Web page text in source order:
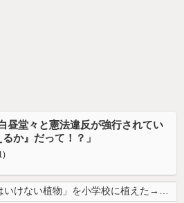
昼堂々と憲法違反が強行されてい
か』だって！？」
【復讐】 絶対に「植えてはいけない植物」を小学校に植えた→20年経って...